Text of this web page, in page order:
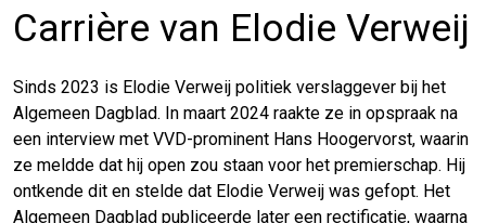
Carrière van Elodie Verweij
Sinds 2023 is Elodie Verweij politiek verslaggever bij het
Algemeen Dagblad. In maart 2024 raakte ze in opspraak na
een interview met VVD-prominent Hans Hoogervorst, waarin
ze meldde dat hij open zou staan voor het premierschap. Hij
ontkende dit en stelde dat Elodie Verweij was gefopt. Het
Algemeen Dagblad publiceerde later een rectificatie, waarna